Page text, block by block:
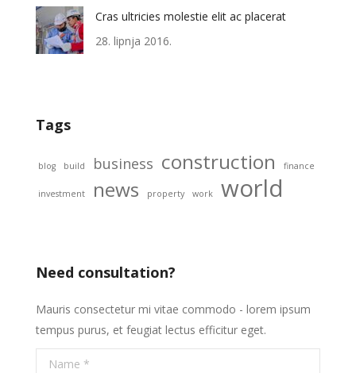
Cras ultricies molestie elit ac placerat
28. lipnja 2016.
Tags
blog build business construction finance
investment news property work world
Need consultation?
Mauris consectetur mi vitae commodo - lorem ipsum
tempus purus, et feugiat lectus efficitur eget.
Name *